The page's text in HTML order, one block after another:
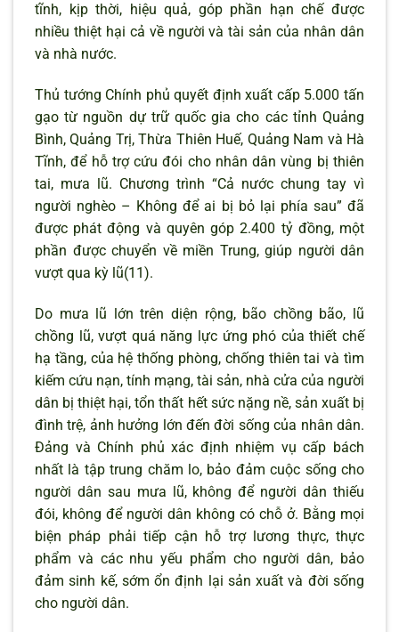
tĩnh, kịp thời, hiệu quả, góp phần hạn chế được
nhiều thiệt hại cả về người và tài sản của nhân dân
và nhà nước.
Thủ tướng Chính phủ quyết định xuất cấp 5.000 tấn
gạo từ nguồn dự trữ quốc gia cho các tỉnh Quảng
Bình, Quảng Trị, Thừa Thiên Huế, Quảng Nam và Hà
Tĩnh, để hỗ trợ cứu đói cho nhân dân vùng bị thiên
tai, mưa lũ. Chương trình “Cả nước chung tay vì
người nghèo – Không để ai bị bỏ lại phía sau” đã
được phát động và quyên góp 2.400 tỷ đồng, một
phần được chuyển về miền Trung, giúp người dân
vượt qua kỳ lũ(11).
Do mưa lũ lớn trên diện rộng, bão chồng bão, lũ
chồng lũ, vượt quá năng lực ứng phó của thiết chế
hạ tầng, của hệ thống phòng, chống thiên tai và tìm
kiếm cứu nạn, tính mạng, tài sản, nhà cửa của người
dân bị thiệt hại, tổn thất hết sức nặng nề, sản xuất bị
đình trệ, ảnh hưởng lớn đến đời sống của nhân dân.
Đảng và Chính phủ xác định nhiệm vụ cấp bách
nhất là tập trung chăm lo, bảo đảm cuộc sống cho
người dân sau mưa lũ, không để người dân thiếu
đói, không để người dân không có chỗ ở. Bằng mọi
biện pháp phải tiếp cận hỗ trợ lương thực, thực
phẩm và các nhu yếu phẩm cho người dân, bảo
đảm sinh kế, sớm ổn định lại sản xuất và đời sống
cho người dân.